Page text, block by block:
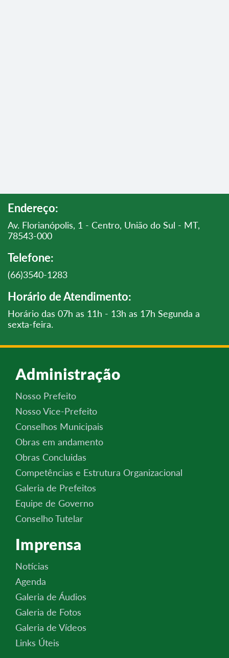
Endereço:
Av. Florianópolis, 1 - Centro, União do Sul - MT,
78543-000
Telefone:
(66)3540-1283
Horário de Atendimento:
Horário das 07h as 11h - 13h as 17h Segunda a
sexta-feira.
Administração
Nosso Prefeito
Nosso Vice-Prefeito
Conselhos Municipais
Obras em andamento
Obras Concluidas
Competências e Estrutura Organizacional
Galeria de Prefeitos
Equipe de Governo
Conselho Tutelar
Imprensa
Notícias
Agenda
Galeria de Áudios
Galeria de Fotos
Galeria de Vídeos
Links Úteis